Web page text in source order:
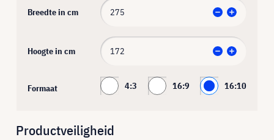
Breedte in cm
Hoogte in cm
Formaat 4:3 16:9 16:10
Productveiligheid